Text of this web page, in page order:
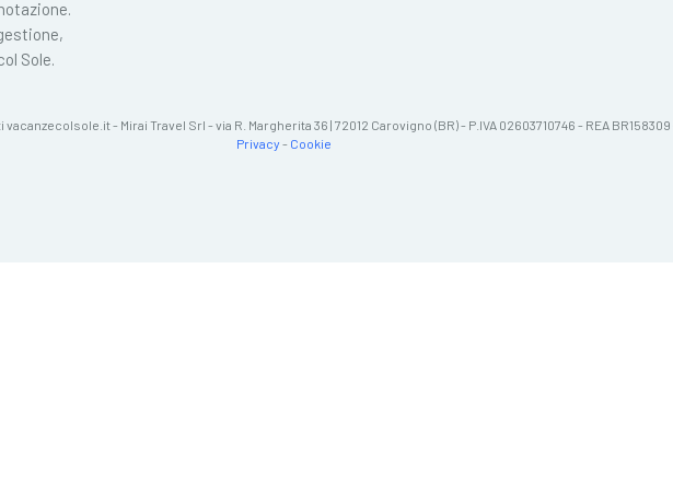
Sole.
- Mirai Travel Srl - via R. Margherita 36 | 72012 Carovigno (BR) - P.IVA 02603710746 - REA BR158309
Privacy - Cookie